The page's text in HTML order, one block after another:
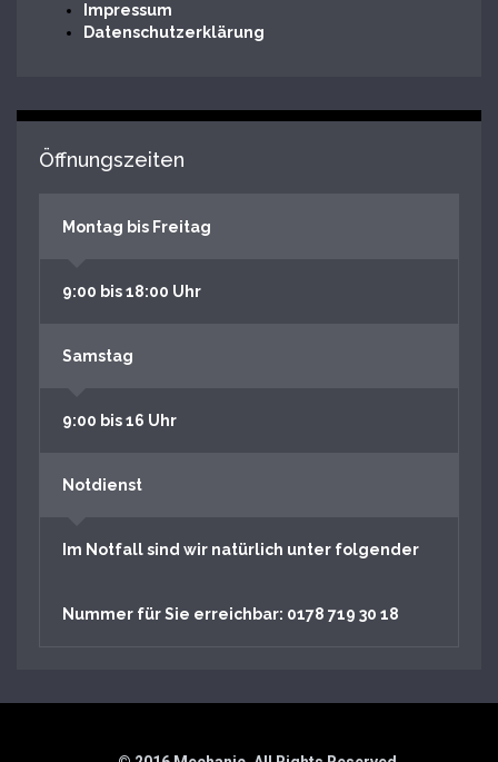
Impressum
Datenschutzerklärung
Öffnungszeiten
Montag bis Freitag
9:00 bis 18:00 Uhr
Samstag
9:00 bis 16 Uhr
Notdienst
Im Notfall sind wir natürlich unter folgender
Nummer für Sie erreichbar: 0178 719 30 18